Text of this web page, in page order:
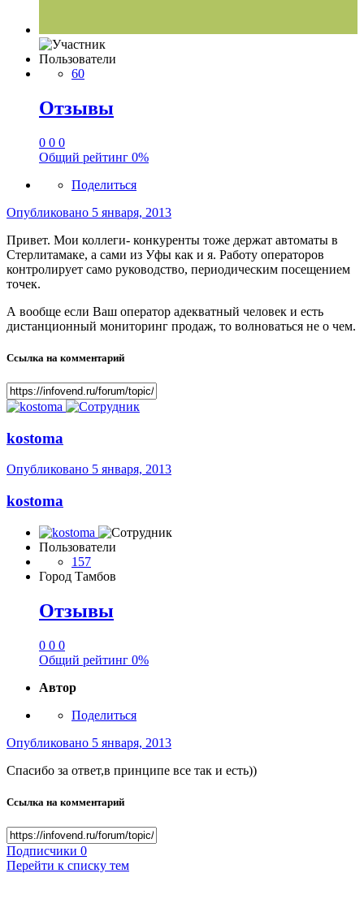
Пользователи
60
Отзывы
0 0 0
Общий рейтинг 0%
Поделиться
Опубликовано 5 января, 2013
Привет. Мои коллеги- конкуренты тоже держат автоматы в
Стерлитамаке, а сами из Уфы как и я. Работу операторов
контролирует само руководство, периодическим посещением
точек.
А вообще если Ваш оператор адекватный человек и есть
дистанционный мониторинг продаж, то волноваться не о чем.
Ссылка на комментарий
kostoma
Опубликовано 5 января, 2013
kostoma
Пользователи
157
Город Тамбов
Отзывы
0 0 0
Общий рейтинг 0%
Автор
Поделиться
Опубликовано 5 января, 2013
Спасибо за ответ,в принципе все так и есть))
Ссылка на комментарий
Подписчики 0
Перейти к списку тем